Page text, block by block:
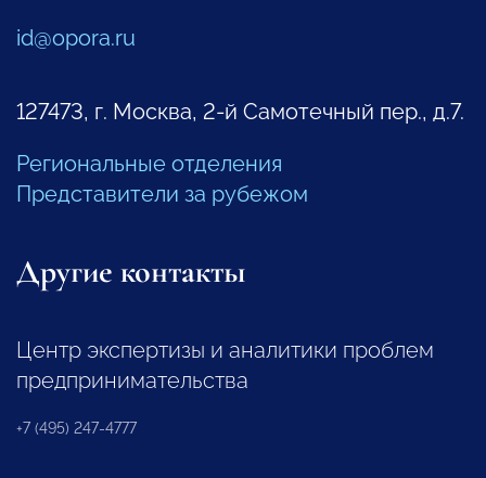
id@opora.ru
127473, г. Москва, 2-й Самотечный пер., д.7.
Региональные отделения
Представители за рубежом
Другие контакты
Центр экспертизы и аналитики проблем
предпринимательства
+7 (495) 247-4777